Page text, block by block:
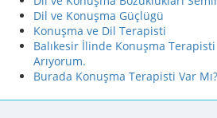
Dil ve Konuşma Güçlügü
Konuşma ve Dil Terapisti
Balıkesir İlinde Konuşma Terapisti
Arıyorum.
Burada Konuşma Terapisti Var Mı?